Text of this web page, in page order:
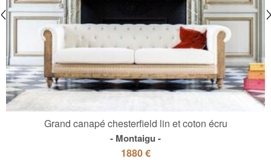
Grand canapé chesterfield lin et coton écru
Montaigu
1880 €